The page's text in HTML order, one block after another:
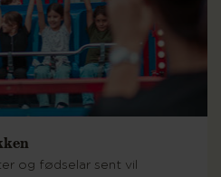
og fødselar sent vil